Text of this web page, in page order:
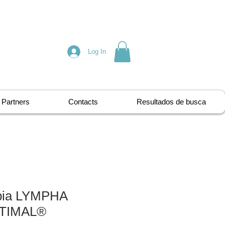
Log In
Partners Contacts Resultados de busca
LYMPHA